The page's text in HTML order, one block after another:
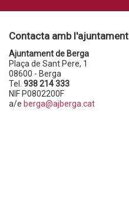
Contacta amb l'ajuntament
Ajuntament de Berga
Plaça de Sant Pere, 1
08600 - Berga
Tel. 938 214 333
NIF P0802200F
a/e berga@ajberga.cat